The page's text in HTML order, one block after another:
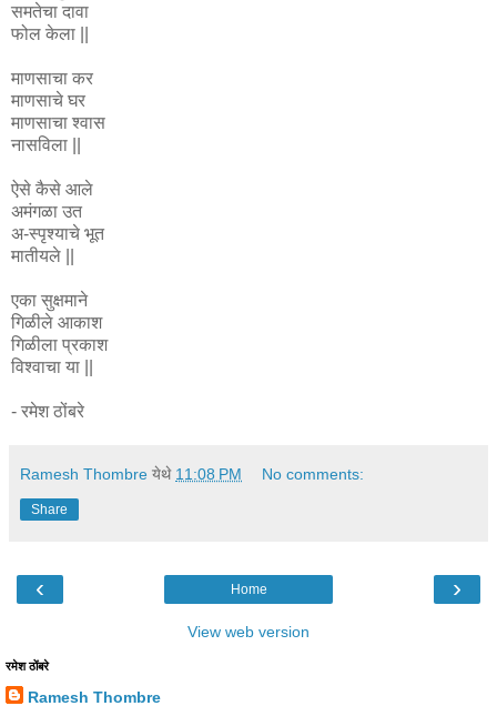
समतेचा दावा
फोल केला ||
माणसाचा कर
माणसाचे घर
माणसाचा श्वास
नासविला ||
ऐसे कैसे आले
अमंगळा उत
अ-स्पृश्याचे भूत
मातीयले ||
एका सुक्षमाने
गिळीले आकाश
गिळीला प्रकाश
विश्वाचा या ||
- रमेश ठोंबरे
Ramesh Thombre येथे 11:08 PM No comments:
Share
‹ ›
Home
View web version
रमेश ठोंबरे
Ramesh Thombre